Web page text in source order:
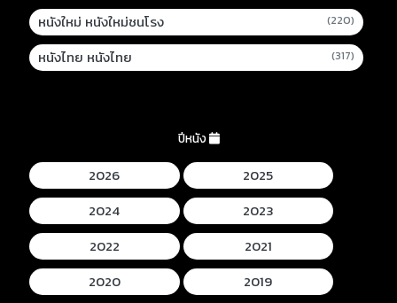
หนังใหม่ หนังใหม่ชนโรง (220)
หนังไทย หนังไทย (317)
ปีหนัง
2026
2025
2024
2023
2022
2021
2020
2019